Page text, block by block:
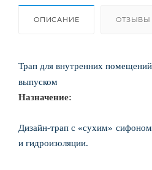
ОПИСАНИЕ ОТЗЫВЫ
Трап для внутренних
выпуском
Назначение:
Дизайн-трап с «сухим»
и гидроизоляции.